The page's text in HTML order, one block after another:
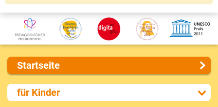
Startseite
Über uns
Presse
für Kinder